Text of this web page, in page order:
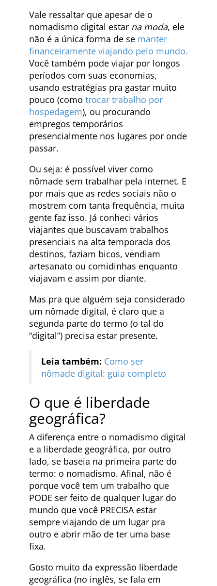
Vale ressaltar que apesar de o
nomadismo digital estar na moda, ele
não é a única forma de se manter
financeiramente viajando pelo mundo.
Você também pode viajar por longos
períodos com suas economias,
usando estratégias pra gastar muito
pouco (como trocar trabalho por
hospedagem), ou procurando
empregos temporários
presencialmente nos lugares por onde
passar.
Ou seja: é possível viver como
nômade sem trabalhar pela internet. E
por mais que as redes sociais não o
mostrem com tanta frequência, muita
gente faz isso. Já conheci vários
viajantes que buscavam trabalhos
presenciais na alta temporada dos
destinos, faziam bicos, vendiam
artesanato ou comidinhas enquanto
viajavam e assim por diante.
Mas pra que alguém seja considerado
um nômade digital, é claro que a
segunda parte do termo (o tal do
“digital”) precisa estar presente.
Leia também: Como ser
nômade digital: guia completo
O que é liberdade
geográfica?
A diferença entre o nomadismo digital
e a liberdade geográfica, por outro
lado, se baseia na primeira parte do
termo: o nomadismo. Afinal, não é
porque você tem um trabalho que
PODE ser feito de qualquer lugar do
mundo que você PRECISA estar
sempre viajando de um lugar pra
outro e abrir mão de ter uma base
fixa.
Gosto muito da expressão liberdade
geográfica (no inglês, se fala em